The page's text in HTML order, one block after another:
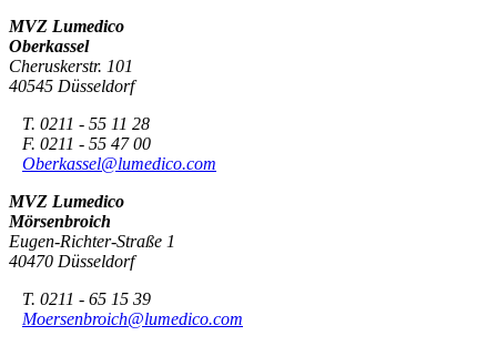
MVZ Lumedico
Oberkassel
Cheruskerstr. 101
40545 Düsseldorf
T. 0211 - 55 11 28
F. 0211 - 55 47 00
Oberkassel@lumedico.com
MVZ Lumedico
Mörsenbroich
Eugen-Richter-Straße 1
40470 Düsseldorf
T. 0211 - 65 15 39
Moersenbroich@lumedico.com